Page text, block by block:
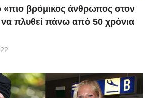
«πιο βρόμικος άνθρωπος στον
να πλυθεί πάνω από 50 χρόνια